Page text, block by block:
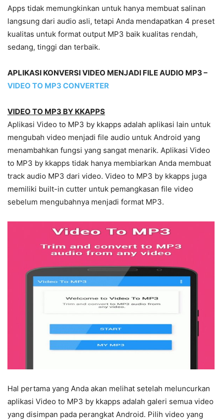
Apps tidak memungkinkan untuk hanya membuat salinan
langsung dari audio asli, tetapi Anda mendapatkan 4 preset
kualitas untuk format output MP3 baik kualitas rendah,
sedang, tinggi dan terbaik.
APLIKASI KONVERSI VIDEO MENJADI FILE AUDIO MP3 –
VIDEO TO MP3 CONVERTER
VIDEO TO MP3 BY KKAPPS
Aplikasi Video to MP3 by kkapps adalah aplikasi lain untuk
mengubah video menjadi file audio untuk Android yang
menambahkan fungsi yang sangat menarik. Aplikasi Video
to MP3 by kkapps tidak hanya membiarkan Anda membuat
track audio MP3 dari video. Video to MP3 by kkapps juga
memiliki built-in cutter untuk pemangkasan file video
sebelum mengubahnya menjadi format MP3.
Hal pertama yang Anda akan melihat setelah meluncurkan
aplikasi Video to MP3 by kkapps adalah galeri semua video
yang disimpan pada perangkat Android. Pilih video yang